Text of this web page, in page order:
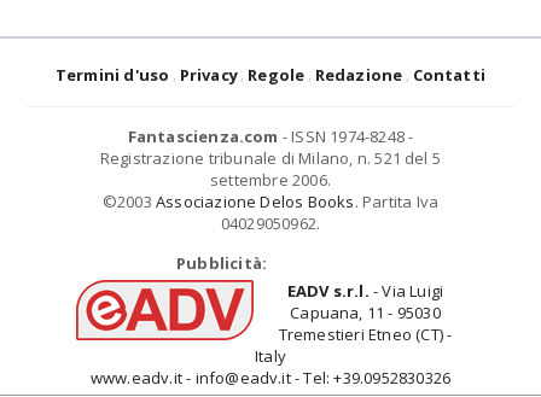
Termini d'uso Privacy Regole Redazione Contatti
Fantascienza.com - ISSN 1974-8248 -
Registrazione tribunale di Milano, n. 521 del 5
settembre 2006.
©2003 Associazione Delos Books. Partita Iva
04029050962.
Pubblicità:
EADV s.r.l. - Via Luigi
Capuana, 11 - 95030
Tremestieri Etneo (CT) -
Italy
www.eadv.it - info@eadv.it - Tel: +39.0952830326